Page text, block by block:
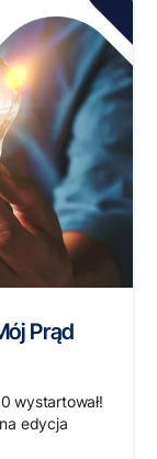
Prąd
wystartował!
edycja